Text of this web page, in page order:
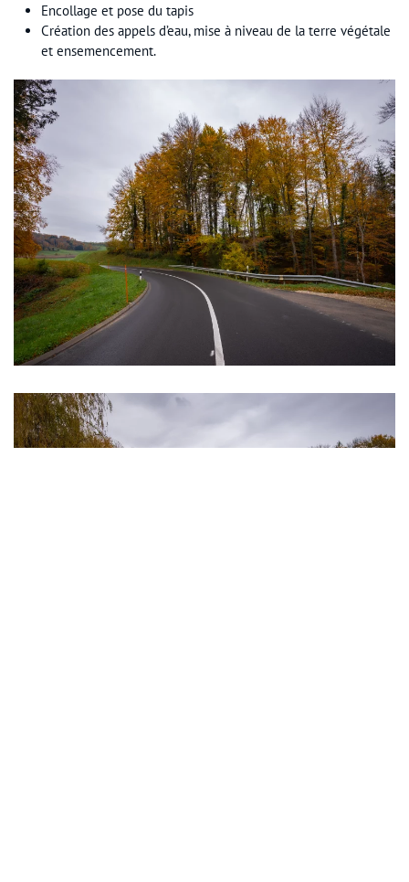
Encollage et pose du tapis
Création des appels d’eau, mise à niveau de la terre végétale
et ensemencement.